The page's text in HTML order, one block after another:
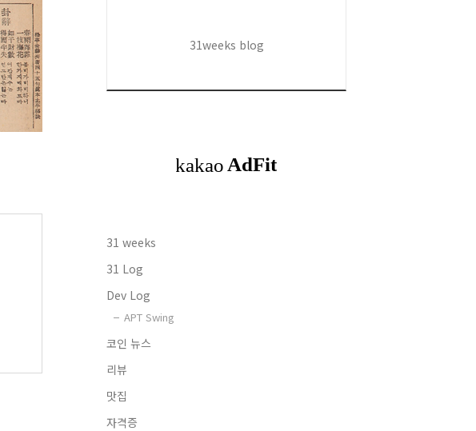
31weeks blog
31 weeks
31 Log
Dev Log
APT Swing
코인 뉴스
리뷰
맛집
자격증